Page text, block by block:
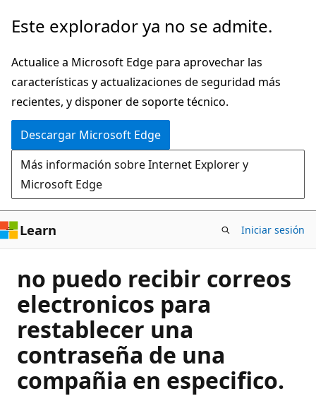
Ir
contenido
principal
Este explorador ya no se admite.
Actualice a Microsoft Edge para aprovechar las
características y actualizaciones de seguridad más
recientes, y disponer de soporte técnico.
Descargar Microsoft Edge
Más información sobre Internet Explorer y
Microsoft Edge
Learn Iniciar sesión
no puedo recibir correos
electronicos para
restablecer una
contraseña de una
compañia en especifico.